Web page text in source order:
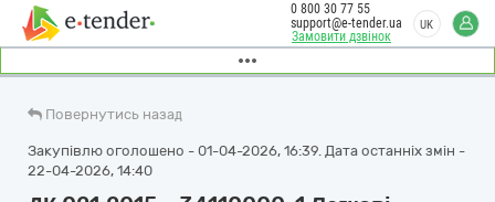
Замовити дзвінок
0 800 30 77 55
support@e-tender.ua
UK
Повернутись назад
Закупівлю оголошено - 01-04-2026, 16:39. Дата останніх змін -
22-04-2026, 14:40